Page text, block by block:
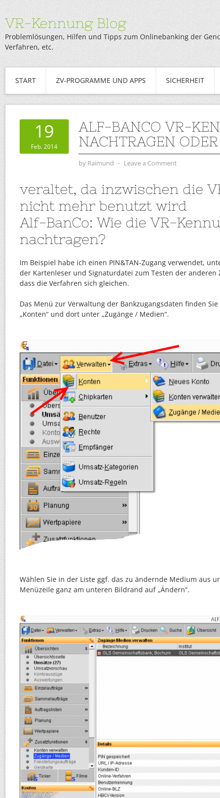
VR-Kennung Blog
Problemlösungen, Hilfen und Tipps zum Onlinebanking der
Verfahren, etc.
START ZV-PROGRAMME UND APPS SICHERHEIT
19
Feb. 2014
ALF-BANCO VR-
NACHTRAGEN
by Raimund ⋅ Leave a Comment
veraltet, da inzwischen die
nicht mehr benutzt wird
Alf-BanCo: Wie die VR-
nachtragen?
Im Beispiel habe ich einen PIN&TAN-Zugang verwendet,
der Kartenleser und Signaturdatei zum Testen der anderen
dass die Verfahren sich gleichen.
Das Menü zur Verwaltung der Bankzugangsdaten finden
„Konten“ und dort unter „Zugänge / Medien“.
Wählen Sie in der Liste ggf. das zu ändernde Medium aus
Menüzeile ganz am unteren Bildrand auf „Ändern“.